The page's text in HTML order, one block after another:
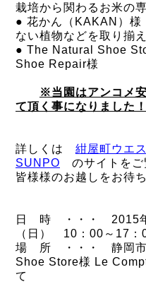
栽培から関わるお米の
● 花かん（KAKAN）様
ない植物などを取り揃
● The Natural Shoe
Shoe Repair様
※当園はアンコメ
て頂く事になりました！
詳しくは 紺屋町ウエ
SUNPO のサイトをご
皆様様のお越しをお待
日 時 ・・・ 2015年
（日） 10：00～17：
場 所 ・・・ 静岡市
Shoe Store様 Le
て